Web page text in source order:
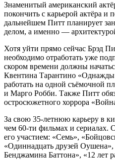
Знаменитый американский
покончить с карьерой актёра и
дальнейшем Питт планирует
делом, а именно —
Хотя уйти прямо сейчас Брэд
необходимо отработать уже
скором времени должны
Квентина Тарантино «Однажды
работать на одной съёмочной
и Марго Робби. Также Питт
остросюжетного хоррора
За свою 35-летнюю карьеру в
чем 60-ти фильмах и сериалах.
его участием: «Семь»,
«Одиннадцать друзей Оушена»,
Бенджамина Баттона», «12 лет